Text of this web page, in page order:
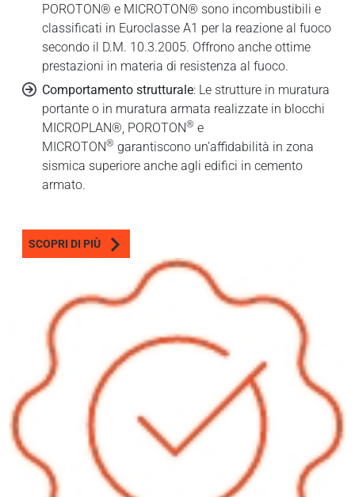
POROTON® e MICROTON® sono incombustibili e
classificati in Euroclasse A1 per la reazione al fuoco
secondo il D.M. 10.3.2005. Offrono anche ottime
prestazioni in materia di resistenza al fuoco.
Comportamento strutturale: Le strutture in muratura
portante o in muratura armata realizzate in blocchi
MICROPLAN®, POROTON® e
MICROTON® garantiscono un’affidabilità in zona
sismica superiore anche agli edifici in cemento
armato.
SCOPRI DI PIÙ